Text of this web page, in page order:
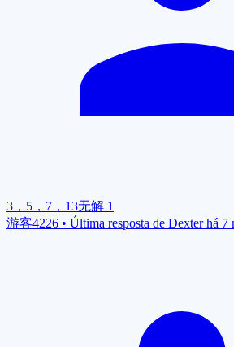
3，5，7，13无解 1
游客4226 • Última resposta de Dexter há 7